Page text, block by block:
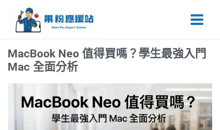
Main
MacBook Neo 值得買嗎？學生最強入門
Mac 全面分析